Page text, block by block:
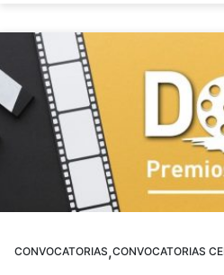
CONVOCATORIAS,CONVOCATORIAS